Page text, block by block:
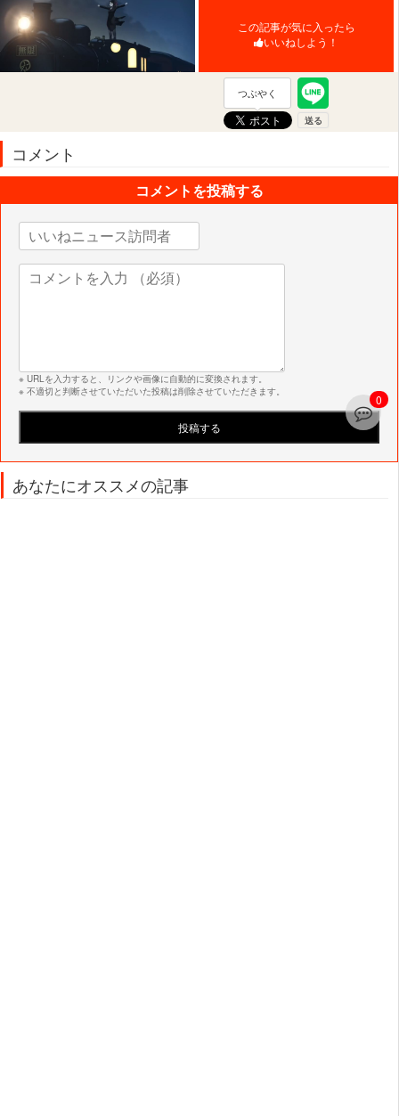
この記事が気に入ったら
いいねしよう！
つぶやく
コメント
0
コメントを投稿する
※ URLを入力すると、リンクや画像に自動的に変換されます。
※ 不適切と判断させていただいた投稿は削除させていただきます。
あなたにオススメの記事